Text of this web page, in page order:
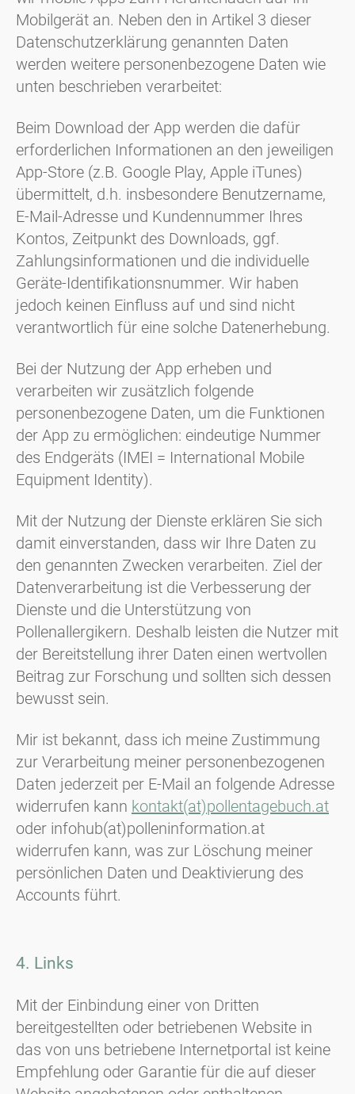
Mobilgerät an. Neben den in Artikel 3 dieser
Datenschutzerklärung genannten Daten
werden weitere personenbezogene Daten wie
unten beschrieben verarbeitet:
Beim Download der App werden die dafür
erforderlichen Informationen an den jeweiligen
App-Store (z.B. Google Play, Apple iTunes)
übermittelt, d.h. insbesondere Benutzername,
E-Mail-Adresse und Kundennummer Ihres
Kontos, Zeitpunkt des Downloads, ggf.
Zahlungsinformationen und die individuelle
Geräte-Identifikationsnummer. Wir haben
jedoch keinen Einfluss auf und sind nicht
verantwortlich für eine solche Datenerhebung.
Bei der Nutzung der App erheben und
verarbeiten wir zusätzlich folgende
personenbezogene Daten, um die Funktionen
der App zu ermöglichen: eindeutige Nummer
des Endgeräts (IMEI = International Mobile
Equipment Identity).
Mit der Nutzung der Dienste erklären Sie sich
damit einverstanden, dass wir Ihre Daten zu
den genannten Zwecken verarbeiten. Ziel der
Datenverarbeitung ist die Verbesserung der
Dienste und die Unterstützung von
Pollenallergikern. Deshalb leisten die Nutzer mit
der Bereitstellung ihrer Daten einen wertvollen
Beitrag zur Forschung und sollten sich dessen
bewusst sein.
Mir ist bekannt, dass ich meine Zustimmung
zur Verarbeitung meiner personenbezogenen
Daten jederzeit per E-Mail an folgende Adresse
widerrufen kann kontakt(at)pollentagebuch.at
oder infohub(at)polleninformation.at
widerrufen kann, was zur Löschung meiner
persönlichen Daten und Deaktivierung des
Accounts führt.
4. Links
Mit der Einbindung einer von Dritten
bereitgestellten oder betriebenen Website in
das von uns betriebene Internetportal ist keine
Empfehlung oder Garantie für die auf dieser